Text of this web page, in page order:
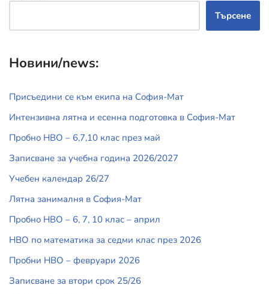
Търсене
Новини/news:
Присъедини се към екипа на София-Мат
Интензивна лятна и есенна подготовка в София-Мат
Пробно НВО – 6,7,10 клас през май
Записване за учебна година 2026/2027
Учебен календар 26/27
Лятна занималня в София-Мат
Пробно НВО – 6, 7, 10 клас – април
НВО по математика за седми клас през 2026
Пробни НВО – февруари 2026
Записване за втори срок 25/26